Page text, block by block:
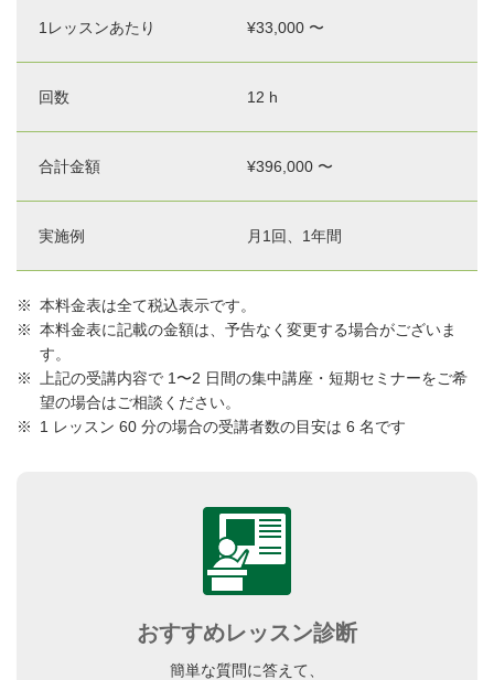
¥33,000 〜
12 h
¥396,000 〜
月1回、1年間
本料金表は全て税込表示です。
本料金表に記載の金額は、予告なく変更する場合がございま
す。
上記の受講内容で 1〜2 日間の集中講座・短期セミナーをご希
望の場合はご相談ください。
1 レッスン 60 分の場合の受講者数の目安は 6 名です
おすすめレッスン診断
簡単な質問に答えて、